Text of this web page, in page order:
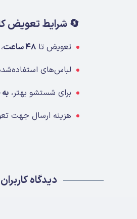
🔄 شرایط تعویض
تعویض تا ۴۸ ساعت
لباس‌های
برای شستشو بهتر،
هزینه ارسال جهت
دیدگاه کاربران